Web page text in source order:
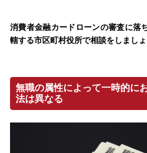
消費者金融カードローンの審査に落
轄する市区町村役所で相談をしましょ
無職の属性によって一時的に
法は異なる